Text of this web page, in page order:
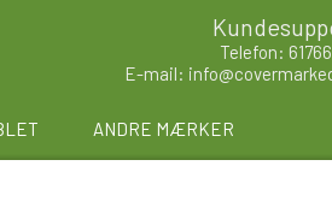
Telefon:
E-mail:
ANDRE MÆRKER